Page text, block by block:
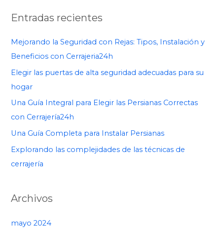
Entradas recientes
Mejorando la Seguridad con Rejas: Tipos, Instalación y
Beneficios con Cerrajeria24h
Elegir las puertas de alta seguridad adecuadas para su
hogar
Una Guía Integral para Elegir las Persianas Correctas
con Cerrajería24h
Una Guía Completa para Instalar Persianas
Explorando las complejidades de las técnicas de
cerrajería
Archivos
mayo 2024